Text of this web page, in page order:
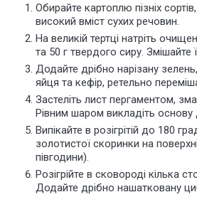
Обирайте картоплю пізніх
високий вміст сухих речовин.
На великій тертці натріть
та 50 г твердого сиру. Змішайте
Додайте дрібно нарізану
яйця та кефір, ретельно
Застеліть лист пергаментом,
Рівним шаром викладіть основу
Випікайте в розігрітій до 180
золотистої скоринки на
півгодини).
Розігрійте в сковороді кілька
Додайте дрібно нашатковану